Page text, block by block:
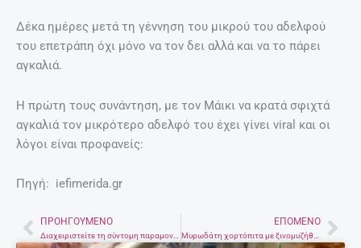
Δέκα ημέρες μετά τη γέννηση του μικρού του αδελφού
του επετράπη όχι μόνο να τον δει αλλά και να το πάρει
αγκαλιά.
Η πρώτη τους συνάντηση, με τον Μάικι να κρατά σφιχτά
αγκαλιά τον μικρότερο αδελφό του έχει γίνει viral και οι
λόγοι είναι προφανείς:
Πηγή: iefimerida.gr
Prev
ΠΡΟΗΓΟΎΜΕΝΟ ΕΠΌΜΕΝΟ